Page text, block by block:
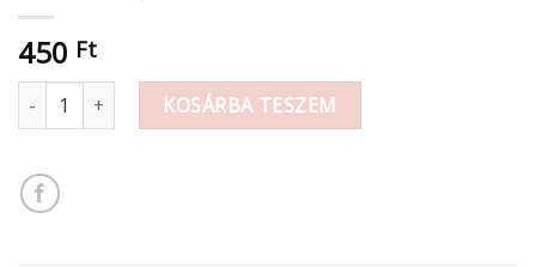
450 Ft
Manó lány 10cm mennyiségKOSÁRBA TESZEM